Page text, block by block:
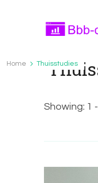
Home Thuisstudies
Showing: 1